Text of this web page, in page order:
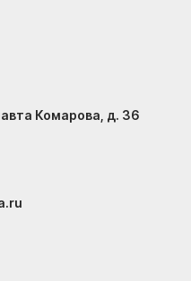
Комарова, д. 36